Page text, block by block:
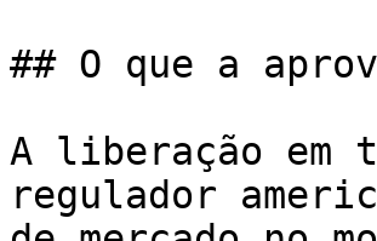
## O que a
A liberação em
regulador